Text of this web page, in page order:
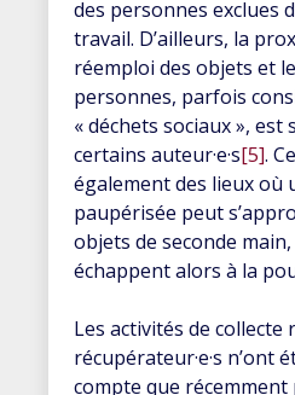
des personnes exclues
travail. D’ailleurs, la
réemploi des objets et
personnes, parfois
« déchets sociaux »,
certains auteur·e·s[5].
également des lieux où
paupérisée peut
objets de seconde
échappent alors à la
Les activités de collecte
récupérateur·e·s n’ont
compte que